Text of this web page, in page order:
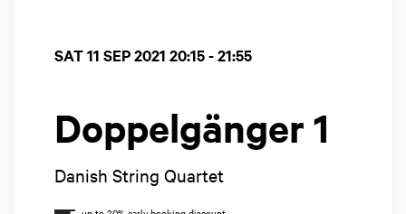
Doppelgänger 1
Danish String Quartet
SAT 11 SEP 2021 20:15 - 21:55